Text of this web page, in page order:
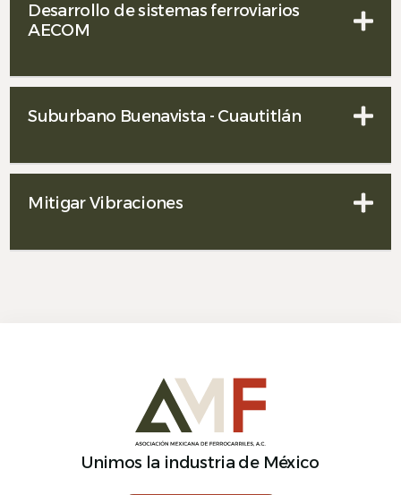
Desarrollo de sistemas ferroviarios
AECOM
Suburbano Buenavista - Cuautitlán
Mitigar Vibraciones
Unimos la industria de México